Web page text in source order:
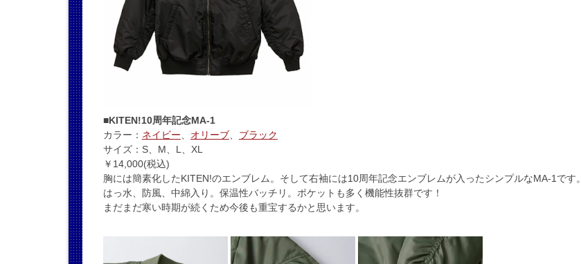
■KITEN!10周年記念MA-1
カラー： ネイビー オリーブ、 ブラック
サイズ：S、M、L、XL
￥14,000(税込)
胸には簡素化したKITEN!のエンブレム。そして右袖には10周年記念エンブレムが入ったシンプルなMA-1です。
はっ水、防風、中綿入り。保温性バッチリ。ポケットも多く機能性抜群です！
まだまだ寒い時期が続くため今後も重宝するかと思います。